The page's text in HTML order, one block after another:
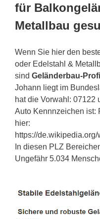
für
Metallbau
Wenn Sie hier den
oder Edelstahl &
sind Geländerbau-
Johann liegt im
hat die Vorwahl: 07122
Auto Kennnzeichen ist:
hier:
https://
In diesen PLZ
Ungefähr 5.034